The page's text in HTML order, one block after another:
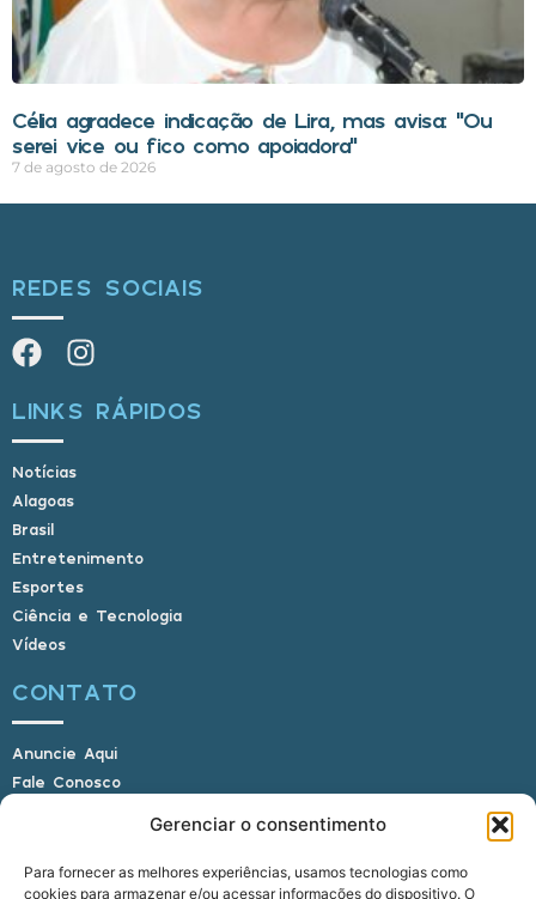
Gerenciar o consentimento
Para fornecer as melhores experiências, usamos tecnologias como
cookies para armazenar e/ou acessar informações do dispositivo. O
Célia agradece indicação de Lira, mas avisa: “Ou
serei vice ou fico como apoiadora”
7 de agosto de 2026
REDES SOCIAIS
LINKS RÁPIDOS
Notícias
Alagoas
Brasil
Entretenimento
Esportes
Ciência e Tecnologia
Vídeos
CONTATO
Anuncie Aqui
Fale Conosco